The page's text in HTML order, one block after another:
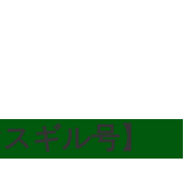
ギル号】